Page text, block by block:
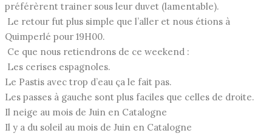
préférèrent trainer sous leur duvet (lamentable).
Le retour fut plus simple que l’aller et nous étions à
Quimperlé pour 19H00.
Ce que nous retiendrons de ce weekend :
Les cerises espagnoles.
Le Pastis avec trop d’eau ça le fait pas.
Les passes à gauche sont plus faciles que celles de droite.
Il neige au mois de Juin en Catalogne
Il y a du soleil au mois de Juin en Catalogne